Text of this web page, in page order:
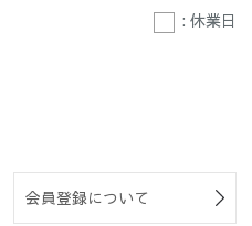
: 休業日
会員登録について